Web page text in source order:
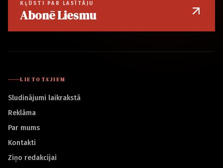
KĻŪSTI PAR LASĪTĀJU
Abonē Liesmu
LIETOTĀJIEM
Sludinājumi laikrakstā
Reklāma
Par mums
Kontakti
Ziņo redakcijai